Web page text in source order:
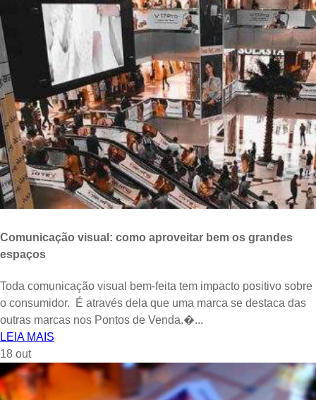
Comunicação visual: como aproveitar bem os grandes
espaços
Toda comunicação visual bem-feita tem impacto positivo sobre
o consumidor. É através dela que uma marca se destaca das
outras marcas nos Pontos de Venda.�...
LEIA MAIS
18 out